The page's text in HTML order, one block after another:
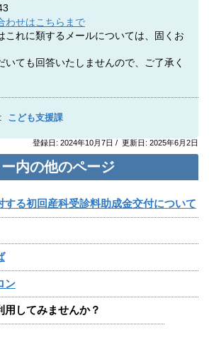
わせはこちらまで
れに類するメールについては、固くお
いても回答いたしませんので、ご了承く
こども支援課
登録日: 2024年10月7日 / 更新日: 2025年6月2日
内の他のページ
する初回産科受診料助成金交付について
ン
用してみませんか？